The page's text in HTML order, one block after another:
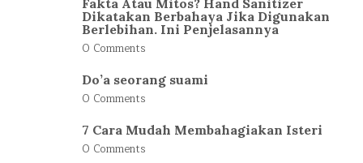
Dikatakan Berbahaya Jika Digunakan
Berlebihan. Ini Penjelasannya
0 Comments
Do’a seorang suami
0 Comments
7 Cara Mudah Membahagiakan Isteri
0 Comments